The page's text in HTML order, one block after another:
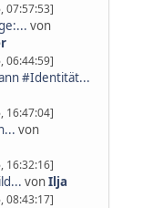
07:57:53]
von
06:44:59]
#Identität...
16:47:04]
von
16:32:16]
vonIlja
08:43:17]